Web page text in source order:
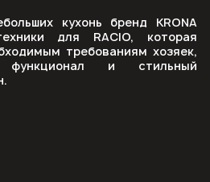
кухонь бренд KRONA
для RACIO, которая
требованиям хозяек,
и стильный